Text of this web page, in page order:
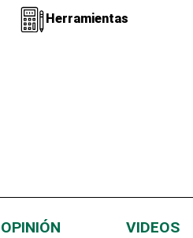
Herramientas
OPINIÓN VIDEOS